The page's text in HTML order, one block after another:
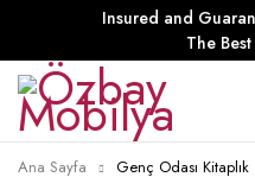
Insured and
The
Ana Sayfa Genç Odası Kitaplık